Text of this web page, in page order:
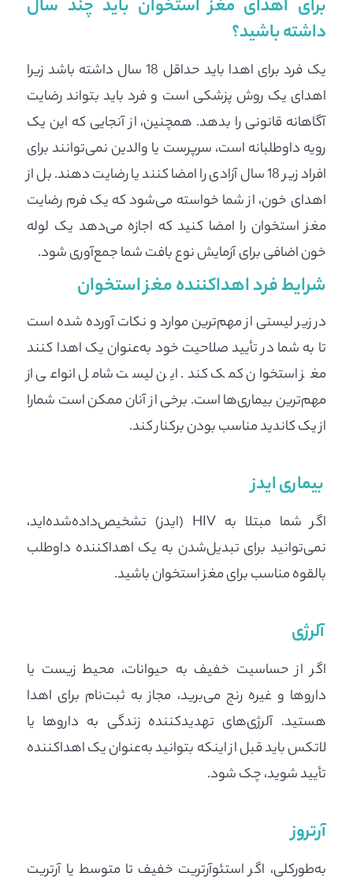
برای اهدای مغز استخوان باید چند سال
داشته باشید؟
یک فرد برای اهدا باید حداقل 18 سال داشته باشد زیرا
اهدای یک روش پزشکی است و فرد باید بتواند رضایت
آگاهانه قانونی را بدهد. همچنین، از آنجایی که این یک
رویه داوطلبانه است، سرپرست یا والدین نمی‌توانند برای
افراد زیر 18 سال آزادی را امضا کنند یا رضایت دهند. بل از
اهدای خون، از شما خواسته می‌شود که یک فرم رضایت
مغز استخوان را امضا کنید که اجازه می‌دهد یک لوله
خون اضافی برای آزمایش نوع بافت شما جمع‌آوری شود.
شرایط فرد اهداکننده مغز استخوان
در زیر لیستی از مهم‌ترین موارد و نکات آورده شده است
تا به شما در تأیید صلاحیت خود به‌عنوان یک اهدا کنند
مغز استخوان کمک کند. این لیست شامل انواعی از
مهم‌ترین بیماری‌ها است. برخی از آنان ممکن است شمارا
از یک کاندید مناسب بودن برکنار کند.
بیماری ایدز
اگر شما مبتلا به HIV (ایدز) تشخیص‌داده‌شده‌اید،
نمی‌توانید برای تبدیل‌شدن به یک اهداکننده داوطلب
بالقوه مناسب برای مغز استخوان باشید.
آلرژی
اگر از حساسیت خفیف به حیوانات، محیط زیست یا
داروها و غیره رنج می‌برید، مجاز به ثبت‌نام برای اهدا
هستید. آلرژی‌های تهدیدکننده زندگی به داروها یا
لاتکس باید قبل از اینکه بتوانید به‌عنوان یک اهداکننده
تأیید شوید، چک شود.
آرتروز
به‌طورکلی، اگر استئوآرتریت خفیف تا متوسط ​​یا آرتریت